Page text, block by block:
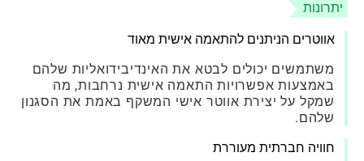
יתרונות
אווטרים הניתנים להתאמה אישית מאוד
משתמשים יכולים לבטא את האינדיבידואליות שלהם
באמצעות אפשרויות התאמה אישית נרחבות, מה
שמקל על יצירת אווטר אישי המשקף באמת את הסגנון
שלהם.
חוויה חברתית מעוררת